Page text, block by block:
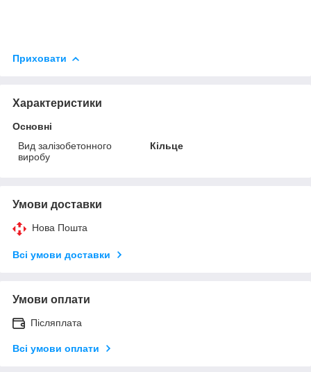
Приховати
Характеристики
Основні
Вид залізобетонного
виробу
Кільце
Умови доставки
Нова Пошта
Всі умови доставки
Умови оплати
Післяплата
Всі умови оплати